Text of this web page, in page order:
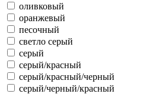
оливковый
оранжевый
песочный
светло серый
серый
серый/красный
серый/красный/черный
серый/черный/красный